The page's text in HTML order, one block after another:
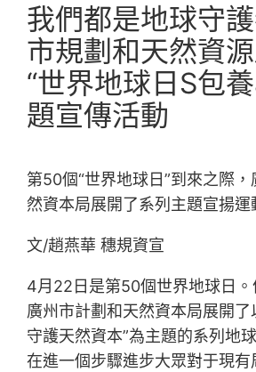
我們都是地球守
市規劃和天然資
“世界地球日S包
題宣傳活動
第50個“世界地球日”到來之際
然資本局展開了系列主題宣揚運
文/趙燕華 穗規資宣
4月22日是第50個世界地球日。
廣州市計劃和天然資本局展開了
守護天然資本”為主題的系列地
在進一個步驟進步大眾對于現有